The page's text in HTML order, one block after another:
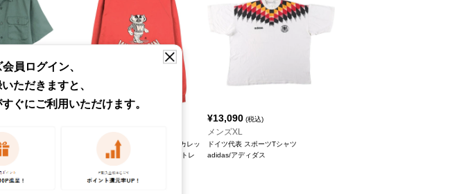
ク
WISCONSIN ウィスコンシン大学 カレッ
ジ キャラクタースウェットシャツ トレ
Jerzees/ジャージーズ
¥13,090 (税込)
メンズXL
ドイツ代表 スポーツTシャツ
adidas/アディダス
員ログイン、
ただきますと、
ぐにご利用いただけます。